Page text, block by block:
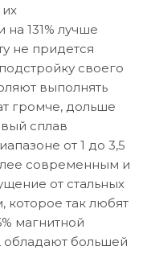
131% лучше
не придется
своего
выполнять
громче, дольше
сплав
от 1 до 3,5
современным и
от стальных
которое так любят
магнитной
обладают большей